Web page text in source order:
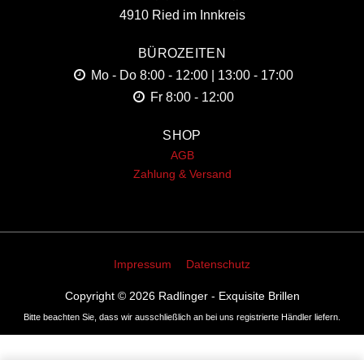
4910 Ried im Innkreis
BÜROZEITEN
Mo - Do 8:00 - 12:00 | 13:00 - 17:00
Fr 8:00 - 12:00
SHOP
AGB
Zahlung & Versand
Impressum Datenschutz
Copyright © 2026 Radlinger - Exquisite Brillen
Bitte beachten Sie, dass wir ausschließlich an bei uns registrierte Händler liefern.